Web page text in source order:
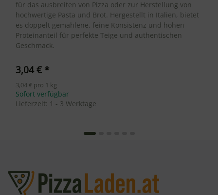
für das ausbreiten von Pizza oder zur Herstellung von
hochwertige Pasta und Brot. Hergestellt in Italien, bietet
es doppelt gemahlene, feine Konsistenz und hohen
Proteinanteil für perfekte Teige und authentischen
Geschmack.
3,04 € *
3,04 € pro 1 kg
Sofort verfügbar
Lieferzeit: 1 - 3 Werktage